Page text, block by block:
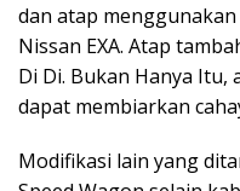
dan atap
Nissan EXA. Atap
Di Di. Bukan Hanya Itu,
dapat membiarkan
Modifikasi lain yang